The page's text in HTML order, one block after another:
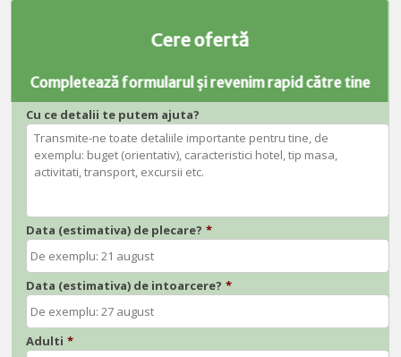
Cere ofertă
Completează formularul și revenim rapid către tine
Cu ce detalii te putem ajuta?
Data (estimativa) de plecare? *
Data (estimativa) de intoarcere? *
Adulti *